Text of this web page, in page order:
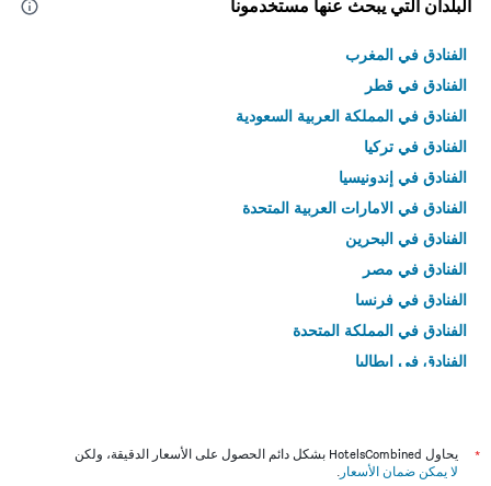
البلدان التي يبحث عنها مستخدمونا
الفنادق في المغرب
الفنادق في قطر
الفنادق في المملكة العربية السعودية
الفنادق في تركيا
الفنادق في إندونيسيا
الفنادق في الامارات العربية المتحدة
الفنادق في البحرين
الفنادق في مصر
الفنادق في فرنسا
الفنادق في المملكة المتحدة
الفنادق في إيطاليا
*
يحاول HotelsCombined بشكل دائم الحصول على الأسعار الدقيقة، ولكن
لا يمكن ضمان الأسعار .